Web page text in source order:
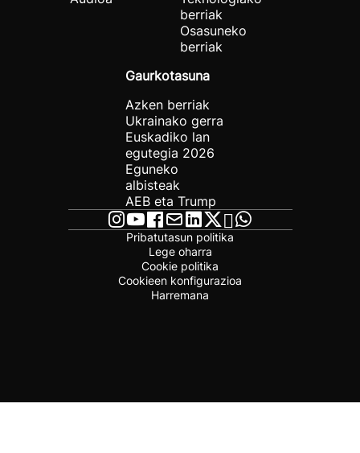
berriak
Osasuneko
berriak
Gaurkotasuna
Azken berriak
Ukrainako gerra
Euskadiko lan
egutegia 2026
Eguneko
albisteak
AEB eta Trump
Pribatutasun politika
Lege oharra
Cookie politika
Cookieen konfigurazioa
Harremana